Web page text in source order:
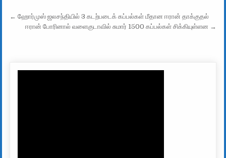
Post navigation
← ஹோர்முஸ் ஜலசந்தியில் 3 கடற்படைக் கப்பல்கள் மீதான ஈரான் தாக்குதல்
ஈரான் போரினால் வளைகுடாவில் சுமார் 1500 கப்பல்கள் சிக்கியுள்ளன →